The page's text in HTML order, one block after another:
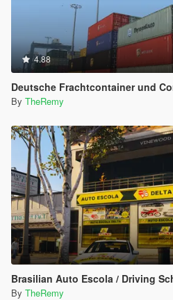
4.88
Deutsche Frachtcontainer und Containerwagons
By TheRemy
Brasilian Auto Escola / Driving School "Delta"
By TheRemy